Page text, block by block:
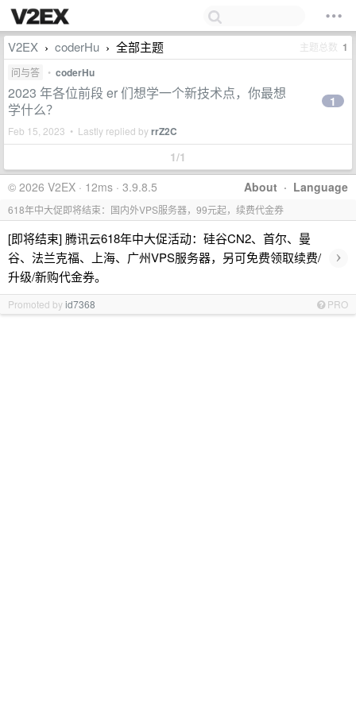
V2EX › coderHu › 全部主题 主题总数 1
问与答 • coderHu
2023 年各位前段 er 们想学一个新技术点，你最想
学什么？
Feb 15, 2023 • Lastly replied byrrZ2C
1
1/1
About · Language
© 2026 V2EX · 12ms · 3.9.8.5
618年中大促即将结束：国内外VPS服务器，99元起，续费代金券
[即将结束] 腾讯云618年中大促活动：硅谷CN2、首尔、曼
谷、法兰克福、上海、广州VPS服务器，另可免费领取续费/
升级/新购代金券。
›
Promoted byid7368 PRO